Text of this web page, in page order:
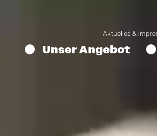
Aktuelles &
Unser Angebot